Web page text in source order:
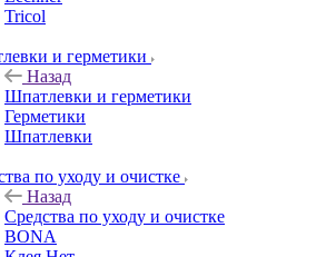
Tricol
и герметики
Назад
Шпатлевки и герметики
Герметики
Шпатлевки
по уходу и очистке
Назад
Средства по уходу и очистке
BONA